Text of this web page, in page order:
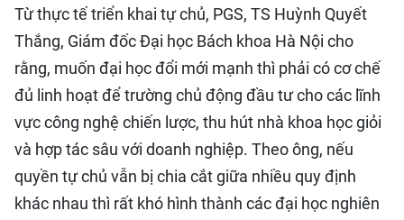
Từ thực tế triển khai tự chủ, PGS, TS Huỳnh Quyết
Thắng, Giám đốc Đại học Bách khoa Hà Nội cho
rằng, muốn đại học đổi mới mạnh thì phải có cơ chế
đủ linh hoạt để trường chủ động đầu tư cho các lĩnh
vực công nghệ chiến lược, thu hút nhà khoa học giỏi
và hợp tác sâu với doanh nghiệp. Theo ông, nếu
quyền tự chủ vẫn bị chia cắt giữa nhiều quy định
khác nhau thì rất khó hình thành các đại học nghiên